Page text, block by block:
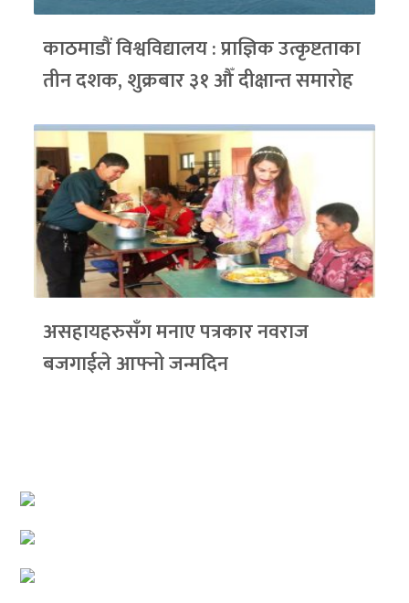
काठमाडौं विश्वविद्यालय : प्राज्ञिक उत्कृष्टताका
तीन दशक, शुक्रबार ३१ औँ दीक्षान्त समारोह
असहायहरुसँग मनाए पत्रकार नवराज
बजगाईले आफ्नो जन्मदिन